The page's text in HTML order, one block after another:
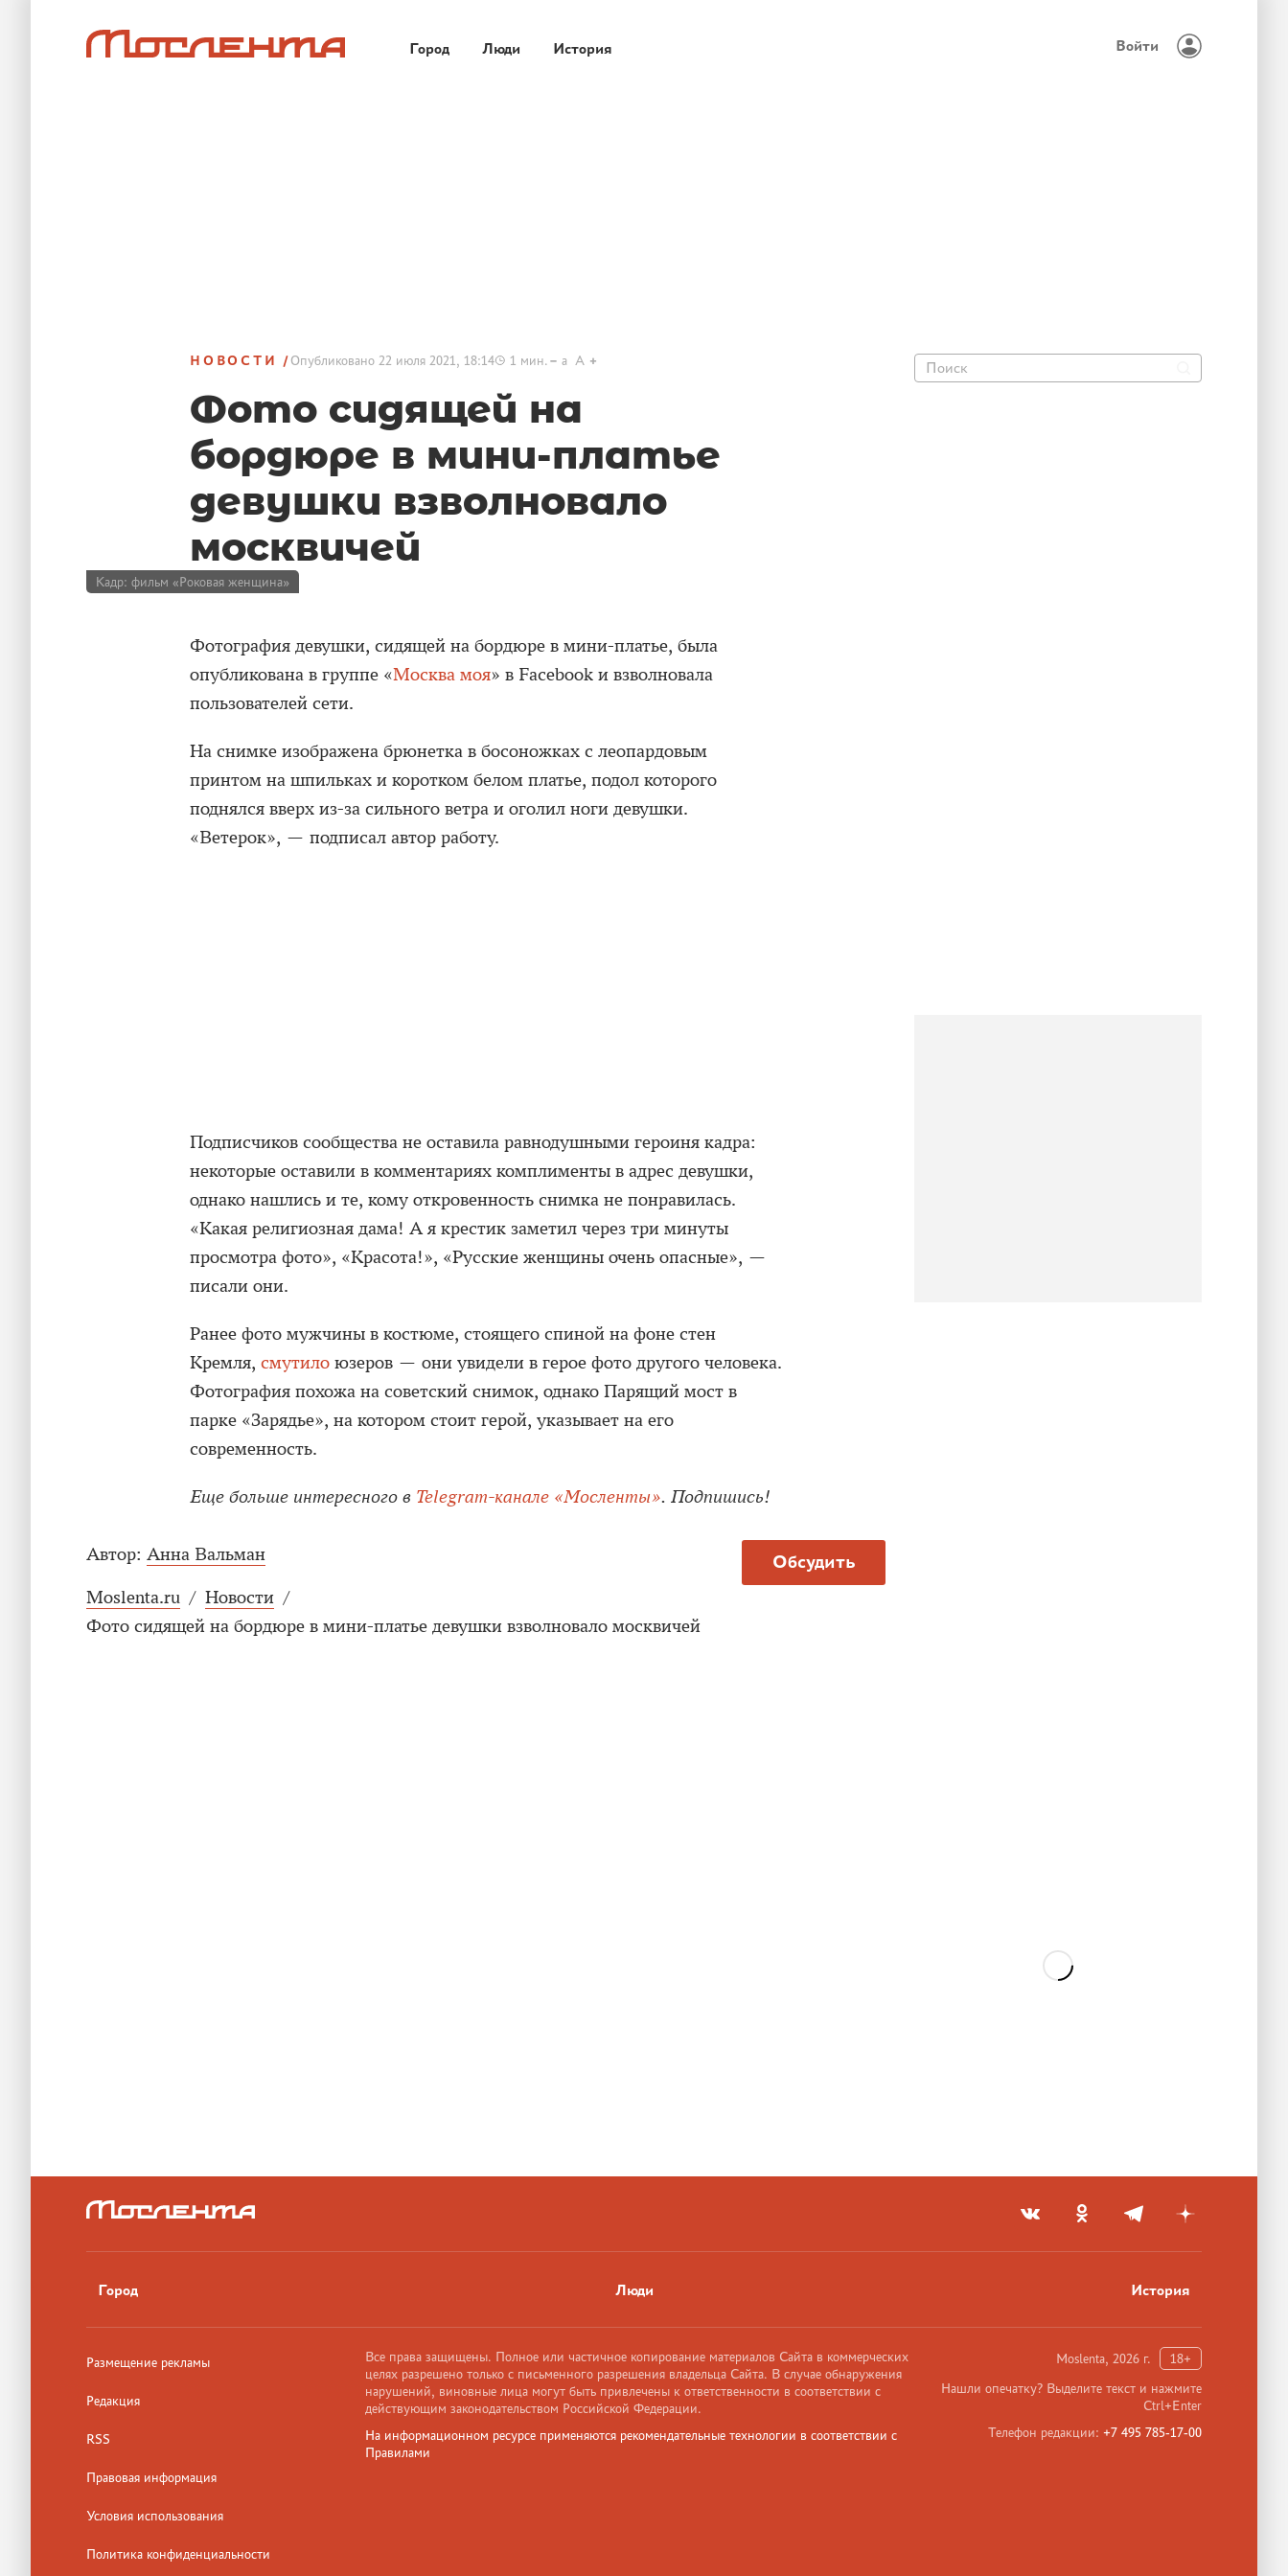
Город Люди История Войти
НОВОСТИ Опубликовано 22 июля 2021, 18:14 1 мин. a A
Фото сидящей на
бордюре в мини-платье
девушки взволновало
москвичей
Кадр: фильм «Роковая женщина»
Фотография девушки, сидящей на бордюре в мини-платье, была
опубликована в группе «Москва моя» в Facebook и взволновала
пользователей сети.
На снимке изображена брюнетка в босоножках с леопардовым
принтом на шпильках и коротком белом платье, подол которого
поднялся вверх из-за сильного ветра и оголил ноги девушки.
«Ветерок», — подписал автор работу.
Подписчиков сообщества не оставила равнодушными героиня кадра:
некоторые оставили в комментариях комплименты в адрес девушки,
однако нашлись и те, кому откровенность снимка не понравилась.
«Какая религиозная дама! А я крестик заметил через три минуты
просмотра фото», «Красота!», «Русские женщины очень опасные», —
писали они.
Ранее фото мужчины в костюме, стоящего спиной на фоне стен
Кремля, смутило юзеров — они увидели в герое фото другого человека.
Фотография похожа на советский снимок, однако Парящий мост в
парке «Зарядье», на котором стоит герой, указывает на его
современность.
Еще больше интересного в Telegram-канале «Мосленты». Подпишись!
Обсудить
Автор: Анна Вальман
Moslenta.ru / Новости /
Фото сидящей на бордюре в мини-платье девушки взволновало москвичей
Город Люди История
Размещение рекламы
Редакция
RSS
Правовая информация
Условия использования
Политика конфиденциальности
Moslenta, 2026 г.
18+
Нашли опечатку? Выделите текст и нажмите
Ctrl+Enter
Телефон редакции: +7 495 785-17-00
Все права защищены. Полное или частичное копирование материалов Сайта в коммерческих
целях разрешено только с письменного разрешения владельца Сайта. В случае обнаружения
нарушений, виновные лица могут быть привлечены к ответственности в соответствии с
действующим законодательством Российской Федерации.
На информационном ресурсе применяются рекомендательные технологии в соответствии с
Правилами